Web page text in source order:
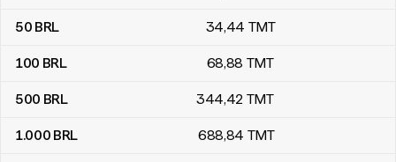
50 BRL 34,44 TMT
100 BRL 68,88 TMT
500 BRL 344,42 TMT
1.000 BRL 688,84 TMT